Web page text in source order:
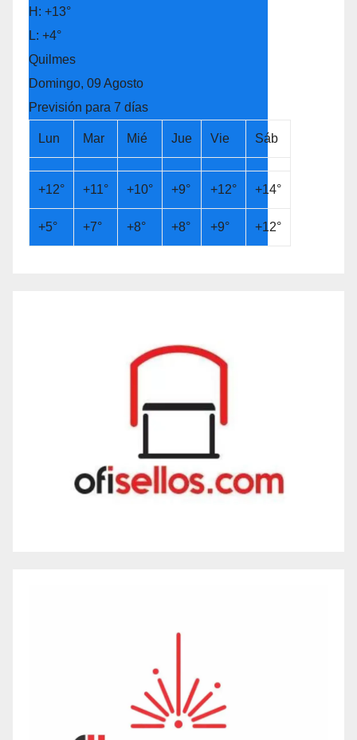
H: +13°
L: +4°
Quilmes
Domingo, 09 Agosto
Previsión para 7 días
Lun Mar Mié Jue Vie Sáb
+12° +11° +10° +9° +12° +14°
+5° +7° +8° +8° +9° +12°